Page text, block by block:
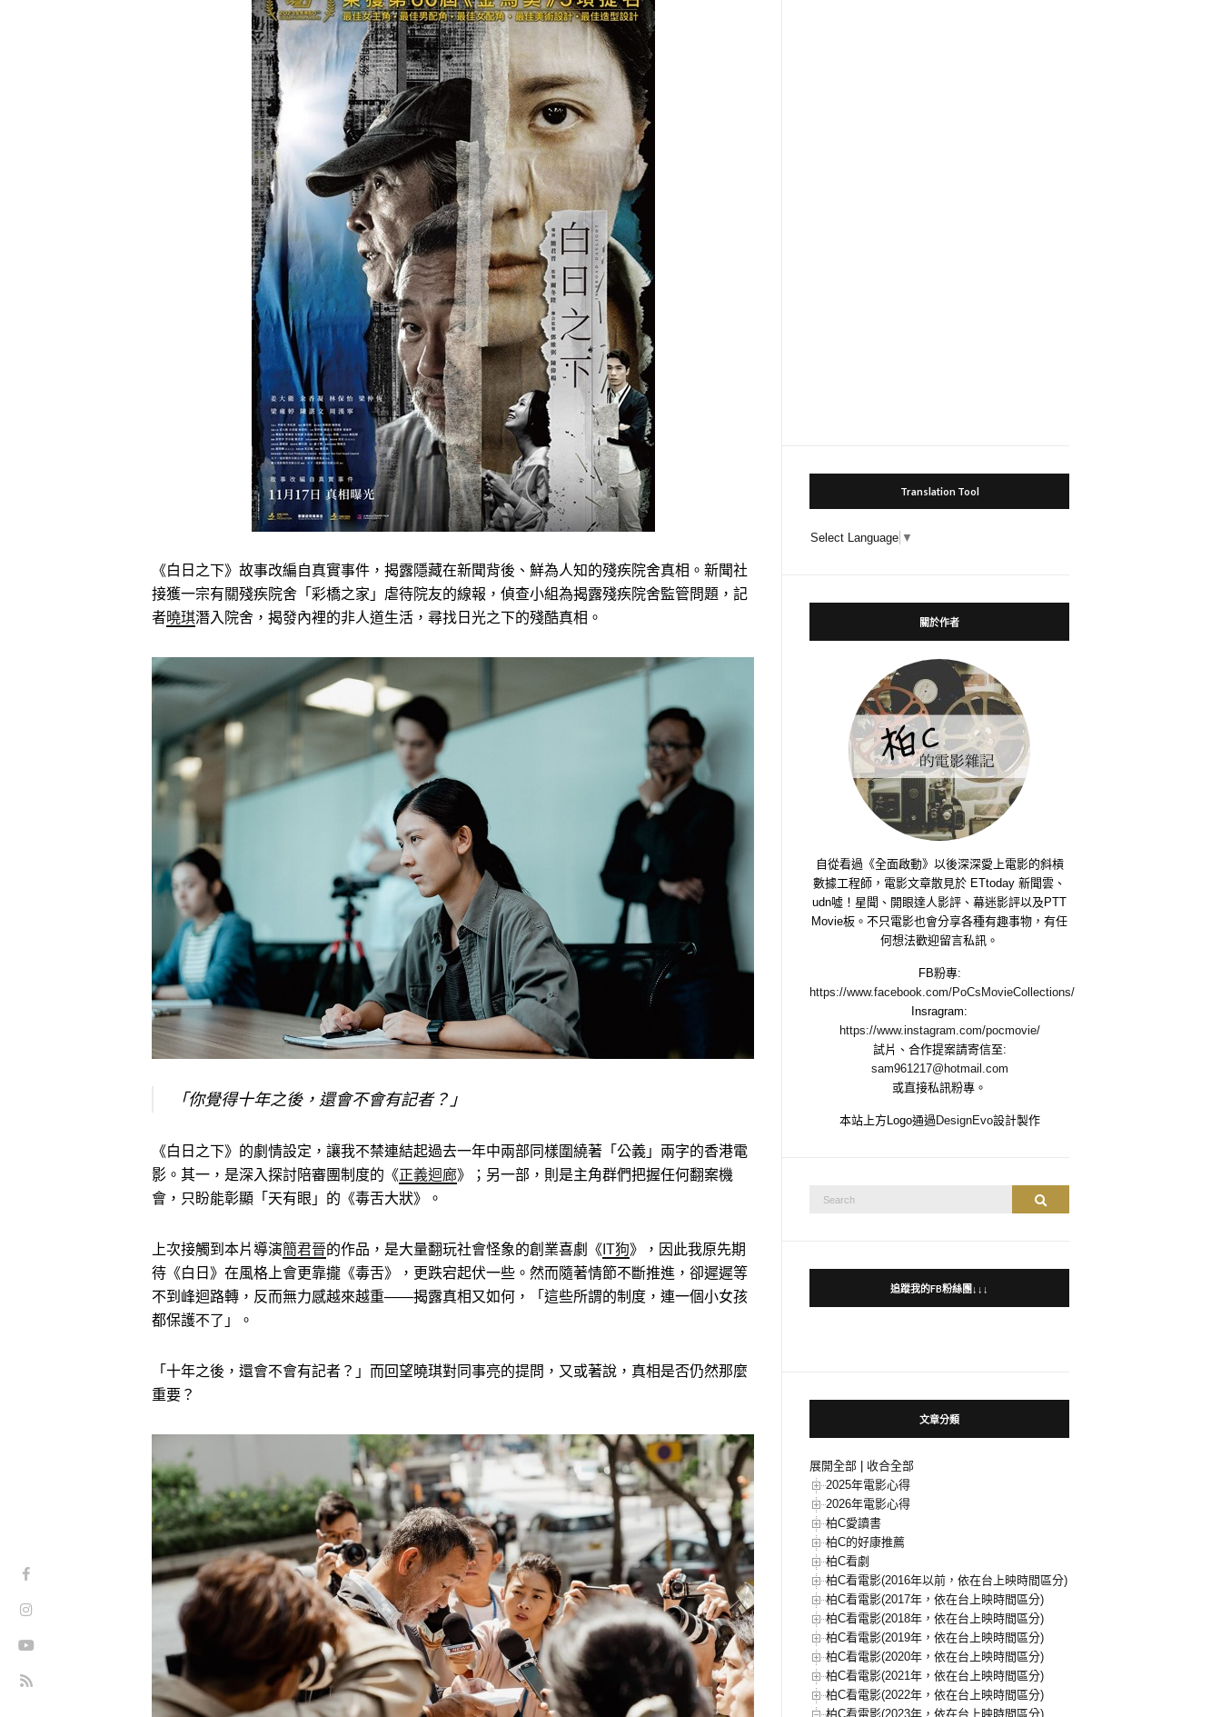
《白日之下》故事改編自真實事件，揭露隱藏在新聞背後、鮮為人知的殘疾院舍真相。新聞社
接獲一宗有關殘疾院舍「彩橋之家」虐待院友的線報，偵查小組為揭露殘疾院舍監管問題，記
者曉琪潛入院舍，揭發內裡的非人道生活，尋找日光之下的殘酷真相。
「你覺得十年之後，還會不會有記者？」
《白日之下》的劇情設定，讓我不禁連結起過去一年中兩部同樣圍繞著「公義」兩字的香港電
影。其一，是深入探討陪審團制度的《正義迴廊》；另一部，則是主角群們把握任何翻案機
會，只盼能彰顯「天有眼」的《毒舌大狀》。
上次接觸到本片導演簡君晉的作品，是大量翻玩社會怪象的創業喜劇《 IT狗》，因此我原先期
待《白日》在風格上會更靠攏《毒舌》，更跌宕起伏一些。然而隨著情節不斷推進，卻遲遲等
不到峰迴路轉，反而無力感越來越重——揭露真相又如何，「這些所謂的制度，連一個小女孩
都保護不了」。
「十年之後，還會不會有記者？」而回望曉琪對同事亮的提問，又或著說，真相是否仍然那麼
重要？
Translation Tool
Select Language ▼
關於作者
自從看過《全面啟動》以後深深愛上電影的斜槓
數據工程師，電影文章散見於 ETtoday 新聞雲、
udn噓！星聞、開眼達人影評、幕迷影評以及PTT
Movie板。不只電影也會分享各種有趣事物，有任
何想法歡迎留言私訊。
FB粉專:
https://www.facebook.com/PoCsMovieCollections/
Insragram:
https://www.instagram.com/pocmovie/
試片、合作提案請寄信至:
sam961217@hotmail.com
或直接私訊粉專。
本站上方Logo通過 DesignEvo設計製作
Search
Search
追蹤我的FB粉絲團↓↓↓
文章分類
展開全部
收合全部
2025年電影心得
2026年電影心得
柏C愛讀書
柏C的好康推薦
柏C看劇
柏C看電影(2016年以前，依在台上映時間區分)
柏C看電影(2017年，依在台上映時間區分)
柏C看電影(2018年，依在台上映時間區分)
柏C看電影(2019年，依在台上映時間區分)
柏C看電影(2020年，依在台上映時間區分)
柏C看電影(2021年，依在台上映時間區分)
柏C看電影(2022年，依在台上映時間區分)
柏C看電影(2023年，依在台上映時間區分)